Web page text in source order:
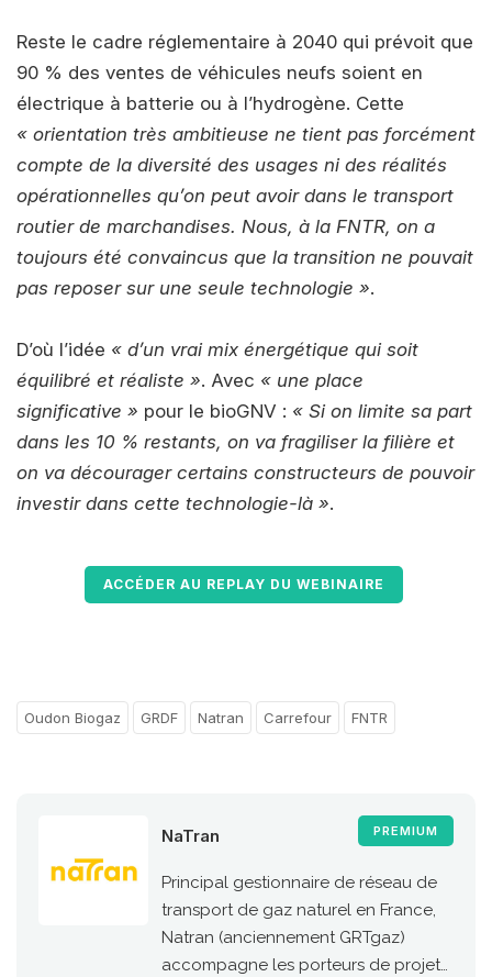
Reste le cadre réglementaire à 2040 qui prévoit que
90 % des ventes de véhicules neufs soient en
électrique à batterie ou à l’hydrogène. Cette
« orientation très ambitieuse ne tient pas forcément
compte de la diversité des usages ni des réalités
opérationnelles qu’on peut avoir dans le transport
routier de marchandises. Nous, à la FNTR, on a
toujours été convaincus que la transition ne pouvait
pas reposer sur une seule technologie ».
D’où l’idée « d’un vrai mix énergétique qui soit
équilibré et réaliste ». Avec « une place
significative » pour le bioGNV : « Si on limite sa part
dans les 10 % restants, on va fragiliser la filière et
on va décourager certains constructeurs de pouvoir
investir dans cette technologie-là ».
ACCÉDER AU REPLAY DU WEBINAIRE
Oudon Biogaz GRDF Natran Carrefour FNTR
PREMIUM
NaTran
Principal gestionnaire de réseau de
transport de gaz naturel en France,
Natran (anciennement GRTgaz)
accompagne les porteurs de projets